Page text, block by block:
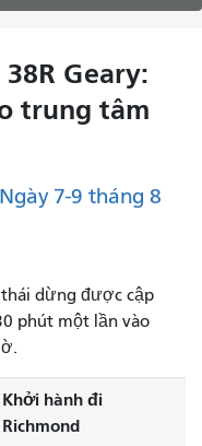
Geary:
trung tâm
7-9 tháng 8
thái dừng được cập
phút một lần vào
Khởi hành đi
Richmond